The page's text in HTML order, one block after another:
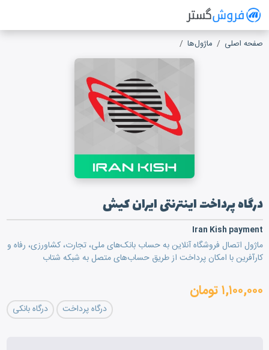
سیستم مدیریت فروش آنلاین
صفحه اصلی ماژول‌ها
درگاه پرداخت اینترنتی ایران کیش
Iran Kish payment
ماژول اتصال فروشگاه آنلاین به حساب‌‎ بانک‌های ملی، تجارت، کشاورزی، رفاه و
کارآفرین با امکان پرداخت از طریق حساب‌های متصل به شبکه شتاب
۱,۱۰۰,۰۰۰ تومان
درگاه پرداخت درگاه بانکی